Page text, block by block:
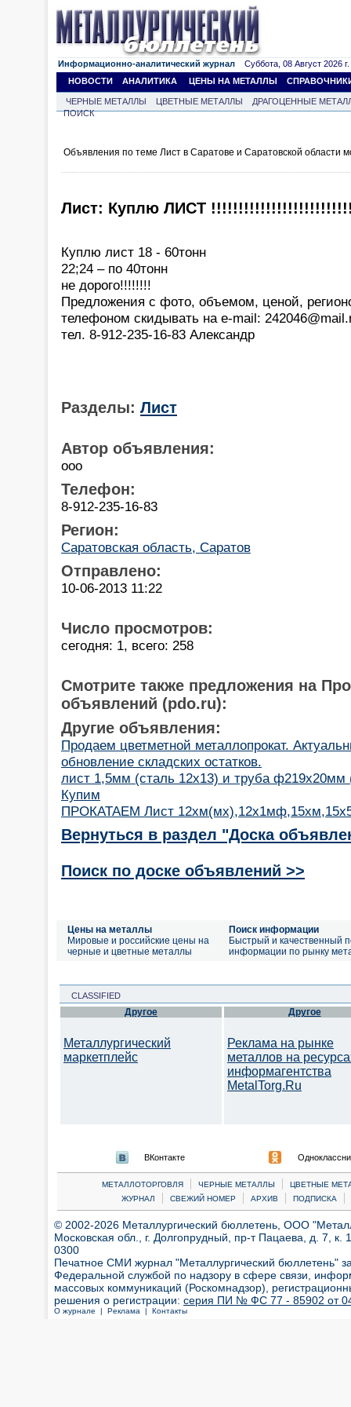
Информационно-аналитический журнал Суббота, 08 Август 2026 г.
НОВОСТИ
АНАЛИТИКА ЦЕНЫ НА МЕТАЛЛЫ
ЧЕРНЫЕ МЕТАЛЛЫ ЦВЕТНЫЕ МЕТАЛЛЫ
ДРАГОЦЕННЫЕ
ПОИСК
Объявления по теме Лист в Саратове и Саратовской области
Лист: Куплю ЛИСТ
Куплю лист 18 - 60тонн
22;24 – по 40тонн
не дорого!!!!!!!!
Предложения с фото, объемом, ценой,
телефоном скидывать на e-mail:
тел. 8-912-235-16-83 Александр
Разделы: Лист
Автор объявления:
ооо
Телефон:
8-912-235-16-83
Регион:
Саратовская область, Саратов
Отправлено:
10-06-2013 11:22
Число просмотров:
сегодня: 1, всего: 258
Смотрите также предложения на
объявлений (pdo.ru):
Другие объявления:
Продаем цветметной металлопрокат.
обновление складских остатков.
лист 1,5мм (сталь 12х13) и труба ф219х20мм
Купим
ПРОКАТАЕМ Лист
Вернуться в раздел "Доска
Поиск по доске объявлений >>
Цены на металлы
Мировые и российские цены на
черные и цветные металлы
Поиск информации
Быстрый и качественный
информации по рынку
CLASSIFIED
Другое
Металлургический
маркетплейс
Другое
Реклама на рынке
металлов на
информагентства
MetalTorg.Ru
ВКонтакте
МЕТАЛЛОТОРГОВЛЯ | ЧЕРНЫЕ МЕТАЛЛЫ |
ЦВЕТНЫЕ
ЖУРНАЛ
| СВЕЖИЙ НОМЕР | АРХИВ | ПОДПИСКА |
© 2002-2026 Металлургический бюллетень, ООО
Московская обл., г. Долгопрудный, пр-т Пацаева, д. 7,
0300
Печатное СМИ журнал "Металлургический бюллетень"
Федеральной службой по надзору в сфере связи,
массовых коммуникаций (Роскомнадзор),
решения о регистрации: серия ПИ № ФС 77 - 85902 от 04
О журнале | Реклама | Контакты